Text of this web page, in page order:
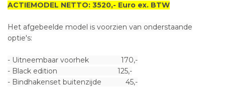
ACTIEMODEL NETTO: 3520,- Euro ex. BTW
Het afgebeelde model is voorzien van onderstaande
optie's:
- Uitneembaar voorhek 170,-
- Black edition 125,-
- Bindhakenset buitenzijde 45,-